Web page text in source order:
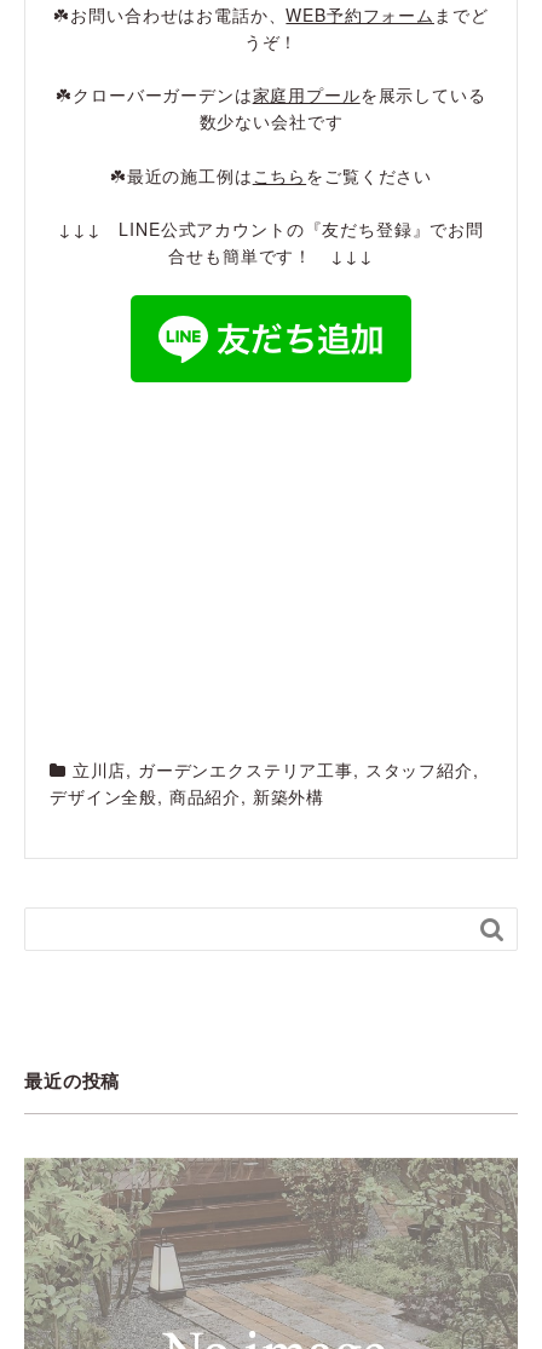
☘️お問い合わせはお電話か、WEB予約フォーム までど
うぞ！
☘️クローバーガーデンは家庭用プールを展示している
数少ない会社です
☘️最近の施工例は こちら をご覧ください
↓↓↓ LINE公式アカウントの『友だち登録』でお問
合せも簡単です！ ↓↓↓
立川店, ガーデンエクステリア工事, スタッフ紹介,
デザイン全般, 商品紹介, 新築外構

最近の投稿